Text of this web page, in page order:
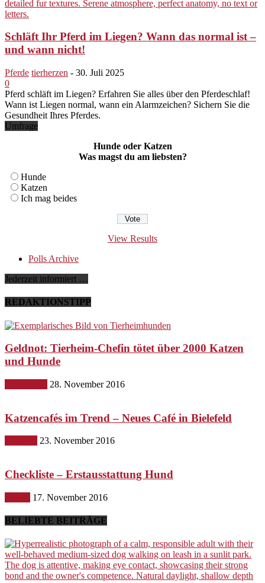
Schläft Ihr Pferd im Liegen? Wann das normal ist –
und wann nicht!
Pferde tierherzen - 30. Juli 2025
0
Pferd schläft im Liegen? Erfahren Sie alles über den Pferdeschlaf!
Wann ist Liegen normal, wann ein Alarmzeichen? Sichern Sie die
Gesundheit Ihres Pferdes.
Umfrage
Hunde oder Katzen
Was magst du am liebsten?
Hunde
Katzen
Ich mag beides
View Results
Polls Archive
Jederzeit informiert …
REDAKTIONSTIPP
Geldnot: Tierheim-Chefin tötet über 2000 Katzen
und Hunde
28. November 2016
Katzencafés im Trend – Neues Café in Bielefeld
23. November 2016
Checkliste – Erstausstattung Hund
17. November 2016
BELIEBTE BEITRÄGE